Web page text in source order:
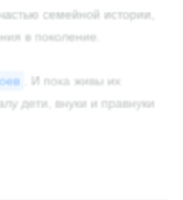
семейной истории,
в поколение.
. И пока живы их
дети, внуки и правнуки